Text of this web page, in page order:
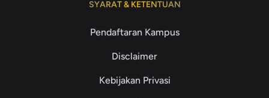
SYARAT & KETENTUAN
Pendaftaran Kampus
Disclaimer
Kebijakan Privasi